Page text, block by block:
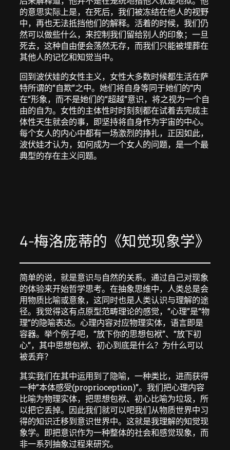
的意思实际上是，在死后，我们被冻结在他人的视野
中，再也无法抵挡他们的解释。活着的时候，我们仍
然可以做些什么，来控制我们留给别人的印象；一旦
死去，这种自由便会荡然无存，而我们只能被埋葬在
其他人的记忆和知觉当中。
回到波伏娃的女性主义，女性大多数时候都生活在萨
特所谓的“自欺”之中。她们将自身等同于她们的“内
在”形象，而不是她们的“超越”意识，将之视为一个自
由的自为。女性的主体性时时刻刻都在试着去完成主
体性天生就会的事，即坚持将自身作为宇宙的中心。
每个女人的内心中都有一场激烈的挣扎，正因如此，
波伏娃才认为，如何成为一个女人的问题，是一个最
典型的存在主义问题。
4-梅洛庞蒂的《知觉现象学》
简单的说，就是意识与自然的关系。通过自己对现象
的体验来开始哲学思考。在抽象思维中，人类总是会
用物质比喻或意象，这同时也是人类认识与理解的途
径。我觉得这有点原型范畴理论的感觉，“心理”是“物
理”的隐喻表达。心理内容对应物理实体，语言即是
容器。举个例子吧，“放下你的思想包袱”、“放下初
心”，其中思想包袱、初心到底是什么？为什么可以
被丢弃？
其实我们在其中运用到了隐喻，一种类比，进而获得
一种“本体感受(proprioception)”。我们把心理内容
比喻为物理实体，把思想包袱、初心比喻为垃圾，所
以把它丢掉。因此我们就可以吧我们从物质世界中习
得的知识迁移到意识世界中。这就是我理解的知觉现
象学。即把意识作为一种整体的社会和感觉现象，而
非一系列抽象过程来研究。